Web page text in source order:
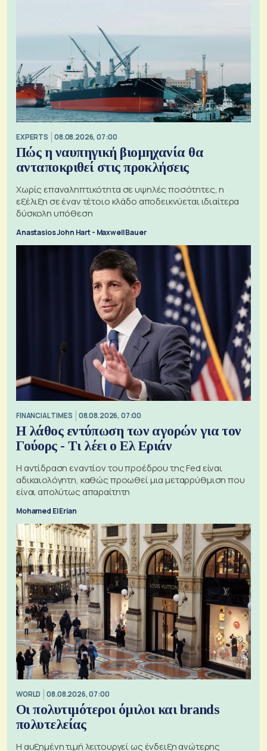
EXPERTS 08.08.2026, 07:00
Πώς η ναυπηγική βιομηχανία θα
ανταποκριθεί στις προκλήσεις
Χωρίς επαναληπτικότητα σε υψηλές ποσότητες, η
εξέλιξη σε έναν τέτοιο κλάδο αποδεικνύεται ιδιαίτερα
δύσκολη υπόθεση
Anastasios John Hart - Maxwell Bauer
FINANCIAL TIMES 08.08.2026, 07:00
Η λάθος εντύπωση των αγορών για τον
Γούορς - Τι λέει ο Ελ Εριάν
Η αντίδραση εναντίον του προέδρου της Fed είναι
αδικαιολόγητη, καθώς προωθεί μια μεταρρύθμιση που
είναι απολύτως απαραίτητη
Mohamed El Erian
WORLD 08.08.2026, 07:00
Οι πολυτιμότεροι όμιλοι και brands
πολυτελείας
Η αυξημένη τιμή λειτουργεί ως ένδειξη ανώτερης